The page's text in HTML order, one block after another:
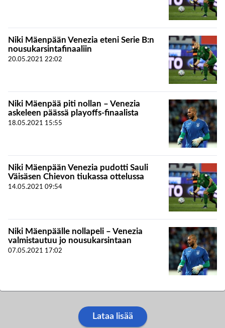
Niki Mäenpään Venezia eteni Serie B:n
nousukarsintafinaaliin
20.05.2021 22:02
Niki Mäenpää piti nollan – Venezia
askeleen päässä playoffs-finaalista
18.05.2021 15:55
Niki Mäenpään Venezia pudotti Sauli
Väisäsen Chievon tiukassa ottelussa
14.05.2021 09:54
Niki Mäenpäälle nollapeli – Venezia
valmistautuu jo nousukarsintaan
07.05.2021 17:02
Lataa lisää